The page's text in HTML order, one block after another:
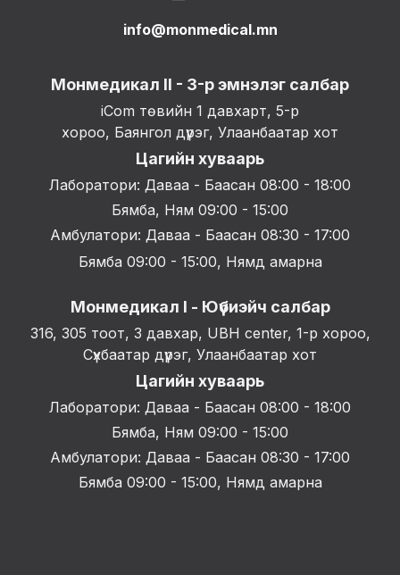
info@monmedical.mn
Монмедикал II - 3-р эмнэлэг салбар
iCom төвийн 1 давхарт, 5-р
хороо, Баянгол дүүрэг, Улаанбаатар хот
Цагийн хуваарь
Лаборатори: Даваа - Баасан 08:00 - 18:00
Бямба, Ням 09:00 - 15:00
Амбулатори: Даваа - Баасан 08:30 - 17:00
Бямба 09:00 - 15:00, Нямд амарна
Монмедикал I - Юүбиэйч салбар
316, 305 тоот, 3 давхар, UBH center, 1-р хороо,
Сүхбаатар дүүрэг, Улаанбаатар хот
Цагийн хуваарь
Лаборатори: Даваа - Баасан 08:00 - 18:00
Бямба, Ням 09:00 - 15:00
Амбулатори: Даваа - Баасан 08:30 - 17:00
Бямба 09:00 - 15:00, Нямд амарна